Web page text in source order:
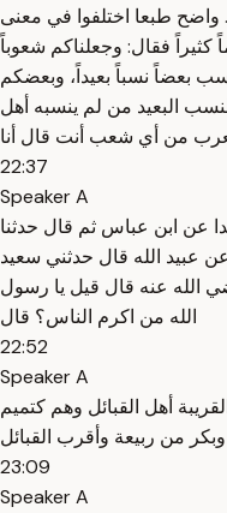
واضح طبعا اختلفوا في معنى
كثيراً فقال: وجعلناكم شعوباً
بعضاً نسباً بعيداً، وبعضكم
البعيد من لم ينسبه أهل
22:37
Speaker A
عن ابن عباس ثم قال حدثنا
عبيد الله قال حدثني سعيد
الله عنه قال قيل يا رسول
الله من اكرم الناس؟ قال
22:52
Speaker A
أهل القبائل وهم كتميم
23:09
Speaker A